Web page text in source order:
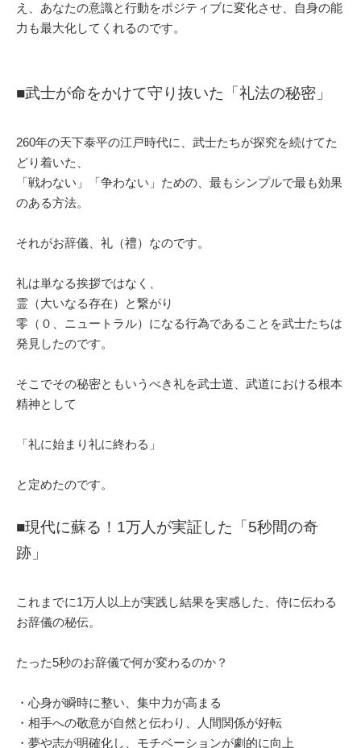
え、あなたの意識と行動をポジティブに変化させ、自身の能
力も最大化してくれるのです。
■武士が命をかけて守り抜いた「礼法の秘密」
260年の天下泰平の江戸時代に、武士たちが探究を続けてた
どり着いた、
「戦わない」「争わない」ための、最もシンプルで最も効果
のある方法。
それがお辞儀、礼（禮）なのです。
礼は単なる挨拶ではなく、
霊（大いなる存在）と繋がり
零（０、ニュートラル）になる行為であることを武士たちは
発見したのです。
そこでその秘密ともいうべき礼を武士道、武道における根本
精神として
「礼に始まり礼に終わる」
と定めたのです。
■現代に蘇る！1万人が実証した「5秒間の奇
跡」
これまでに1万人以上が実践し結果を実感した、侍に伝わる
お辞儀の秘伝。
たった5秒のお辞儀で何が変わるのか？
・心身が瞬時に整い、集中力が高まる
・相手への敬意が自然と伝わり、人間関係が好転
・夢や志が明確化し、モチベーションが劇的に向上